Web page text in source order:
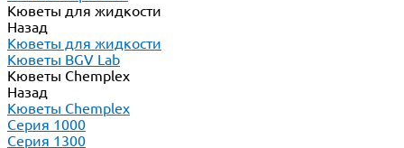
Кюветы для жидкости
Назад
Кюветы для жидкости
Кюветы BGV Lab
Кюветы Chemplex
Назад
Кюветы Chemplex
Серия 1000
Серия 1300